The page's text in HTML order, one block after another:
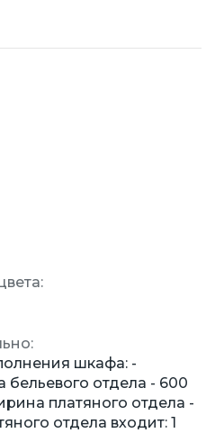
шкафа: -
отдела - 600
платяного отдела -
отдела входит: 1